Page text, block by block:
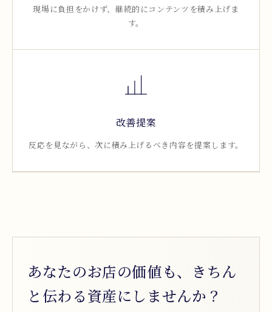
現場に負担をかけず、継続的にコンテンツを積み上げま
す。
改善提案
反応を見ながら、次に積み上げるべき内容を提案します。
あなたのお店の価値も、きちん
と伝わる資産にしませんか？